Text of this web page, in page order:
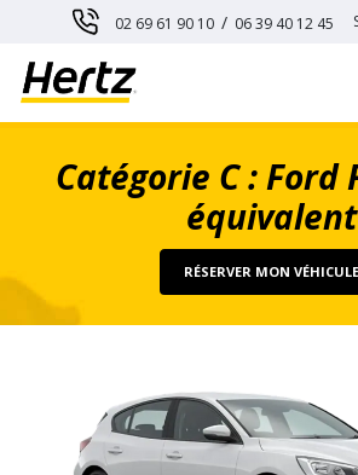
02 69 61 90 10 / 06 39 40 12 45
Catégorie C : Ford
équivalent
RÉSERVER MON VÉHICULE
Panneau de gestion des cookies